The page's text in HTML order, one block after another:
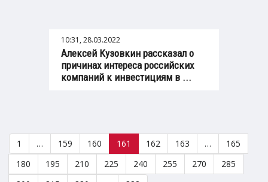
10:31, 28.03.2022
Алексей Кузовкин рассказал о
причинах интереса российских
компаний к инвестициям в ...
1 … 159 160 161 162 163 …
165
180
195 210 225 240 255 270
285